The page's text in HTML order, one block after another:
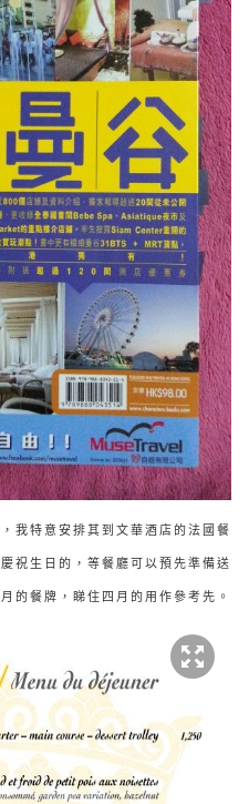
我特意安排其到文華酒店的法國餐
祝生日的，等餐廳可以預先準備送
的餐牌，睇住四月的用作參考先。